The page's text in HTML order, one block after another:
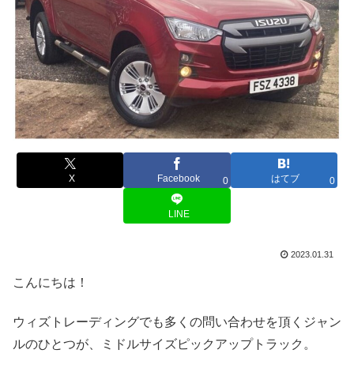
X Facebook 0 はてブ 0
LINE
2023.01.31
こんにちは！
ウィズトレーディングでも多くの問い合わせを頂くジャン
ルのひとつが、ミドルサイズピックアップトラック。